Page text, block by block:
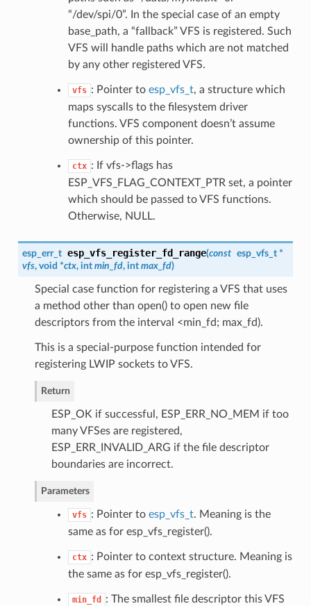
“/dev/spi/0”. In the special case of an empty
base_path, a “fallback” VFS is registered. Such
VFS will handle paths which are not matched
by any other registered VFS.
vfs : Pointer to esp_vfs_t, a structure which
maps syscalls to the filesystem driver
functions. VFS component doesn’t assume
ownership of this pointer.
ctx : If vfs->flags has
ESP_VFS_FLAG_CONTEXT_PTR set, a pointer
which should be passed to VFS functions.
Otherwise, NULL.
esp_err_t esp_vfs_register_fd_range(const esp_vfs_t*
vfs, void *ctx, int min_fd, int max_fd)
Special case function for registering a VFS that uses
a method other than open() to open new file
descriptors from the interval <min_fd; max_fd).
This is a special-purpose function intended for
registering LWIP sockets to VFS.
Return
ESP_OK if successful, ESP_ERR_NO_MEM if too
many VFSes are registered,
ESP_ERR_INVALID_ARG if the file descriptor
boundaries are incorrect.
Parameters
vfs : Pointer to esp_vfs_t. Meaning is the
same as for esp_vfs_register().
ctx : Pointer to context structure. Meaning is
the same as for esp_vfs_register().
min_fd
: The smallest file descriptor this VFS